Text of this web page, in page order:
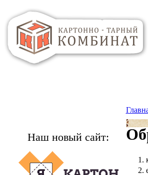
Наш новый сайт: